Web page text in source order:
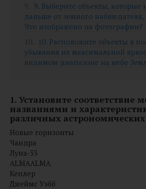
9. Выберите объекты, которые
дальше от земного
Что изображено на фотографии?
10. Расположите объекты в
убывания их максимальной
видимом диапазоне на небе
1. Установите соответствие
названиями и
различных астрономических
Новые горизонты
Чандра
Луна‑33
ALMAALMA
Кеплер
Джеймс Уэбб